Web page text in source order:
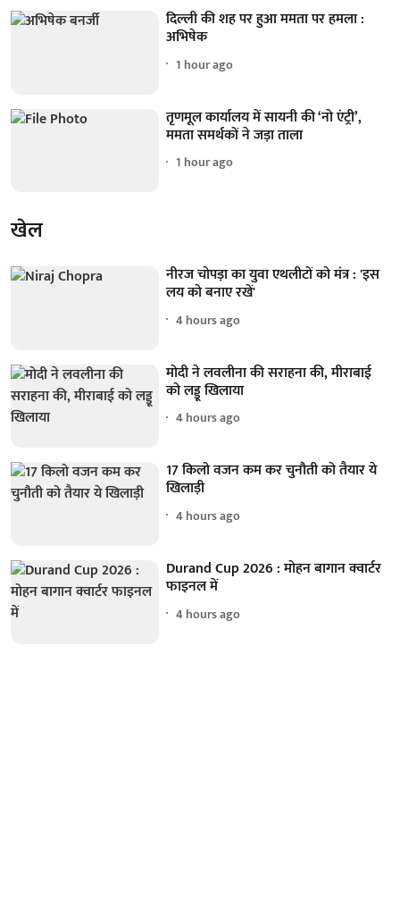
दिल्ली की शह पर हुआ ममता पर हमला :
अभिषेक
1 hour ago
तृणमूल कार्यालय में सायनी की ‘नो एंट्री’,
ममता समर्थकों ने जड़ा ताला
1 hour ago
खेल
नीरज चोपड़ा का युवा एथलीटों को मंत्र : 'इस
लय को बनाए रखें'
4 hours ago
मोदी ने लवलीना की सराहना की, मीराबाई
को लड्डू खिलाया
4 hours ago
17 किलो वजन कम कर चुनौती को तैयार ये
खिलाड़ी
4 hours ago
Durand Cup 2026 : मोहन बागान क्वार्टर
फाइनल में
4 hours ago